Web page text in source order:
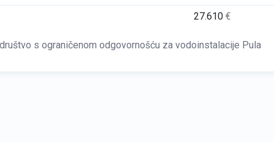
27.610€
s ograničenom odgovornošću za vodoinstalacije Pula